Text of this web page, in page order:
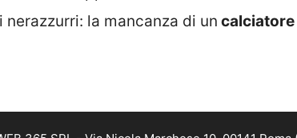
la mancanza di un calciatore